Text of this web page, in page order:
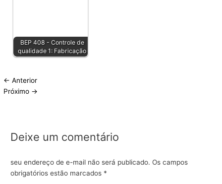
BEP 408 - Controle de
qualidade 1: Fabricação
← Anterior
Próximo →
Deixe um comentário
seu endereço de e-mail não será publicado. Os campos
obrigatórios estão marcados *